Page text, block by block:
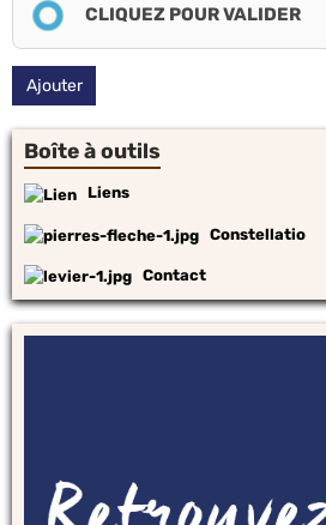
CLIQUEZ POUR VALIDER
Ajouter
Boîte à outils
Liens
Constellatio
Contact